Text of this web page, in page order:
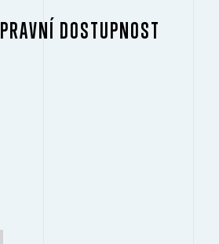
DOSTUPNOST